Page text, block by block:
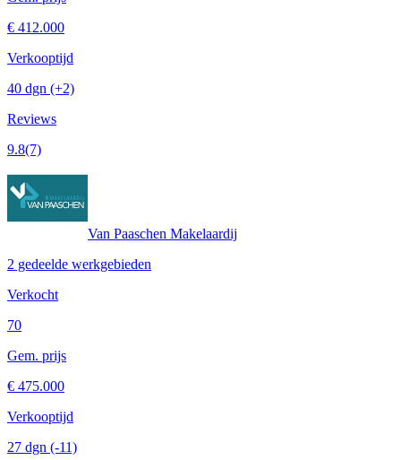
€ 412.000
Verkooptijd
40 dgn (+2)
Reviews
9.8(7)
Van Paaschen Makelaardij
2 gedeelde werkgebieden
Verkocht
70
Gem. prijs
€ 475.000
Verkooptijd
27 dgn (-11)